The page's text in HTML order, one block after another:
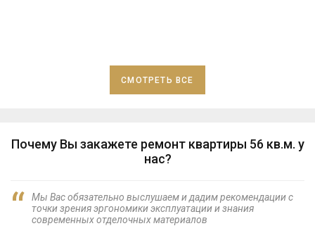
СМОТРЕТЬ ВСЕ
Почему Вы закажете ремонт квартиры 56 кв.м. у
нас?
Мы Вас обязательно выслушаем и дадим рекомендации с
точки зрения эргономики эксплуатации и знания
современных отделочных материалов